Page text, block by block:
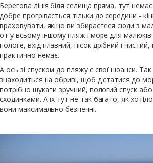
Берегова лінія біля селища пряма, тут
добре прогрівається тільки до середини -
враховувати, якщо ви збираєтеся сюди з
от у всьому іншому пляж і море для малюків
пологе, вхід плавний, пісок дрібний і
практично немає.
А ось зі спуском до пляжу є свої нюанси.
знаходиться на обриві, щоб дістатися до
потрібно шукати зручний, пологий спуск
сходинками. А їх тут не так багато, як
вони максимально безпечні.